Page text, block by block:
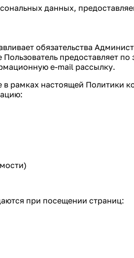
данных,
обязательства
предоставляет
e-mail рассылку.
рамках настоящей Политики
при посещении страниц: